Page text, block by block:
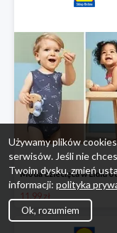
11.99 zł
Używamy plików
serwisów. Jeśli nie
Twoim dysku, zmień
informacji: polityka
Ok, rozumiem